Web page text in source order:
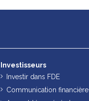
Investisseurs
Investir dans FDE
Communication financière